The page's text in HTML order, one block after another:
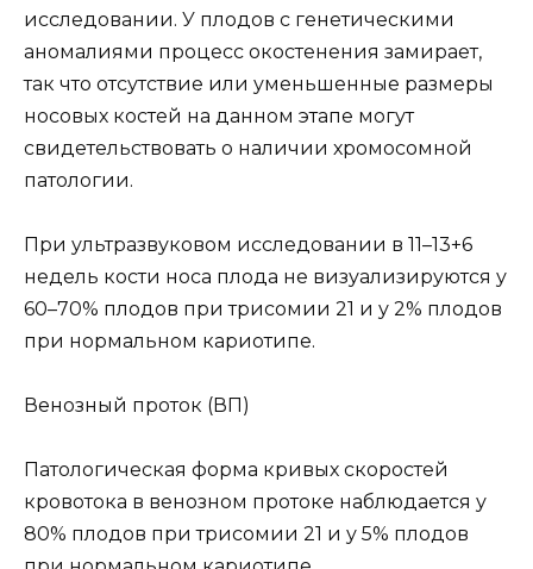
исследовании. У плодов с генетическими
аномалиями процесс окостенения замирает,
так что отсутствие или уменьшенные размеры
носовых костей на данном этапе могут
свидетельствовать о наличии хромосомной
патологии.
При ультразвуковом исследовании в 11–13+6
недель кости носа плода не визуализируются у
60–70% плодов при трисомии 21 и у 2% плодов
при нормальном кариотипе.
Венозный проток (ВП)
Патологическая форма кривых скоростей
кровотока в венозном протоке наблюдается у
80% плодов при трисомии 21 и у 5% плодов